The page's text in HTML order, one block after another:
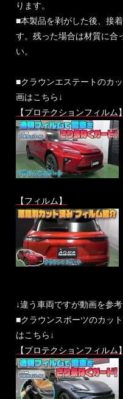
ります。
■本製品を剥がした後、接
す。残った場合は材質に合
い。
■クラウンエステートのカ
画はこちら↓
【プロテクションフィルム】
【フィルム】
↓違う車両ですが動画を参
■クラウンスポーツのカッ
はこちら↓
【プロテクションフィルム】